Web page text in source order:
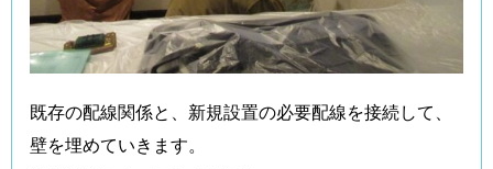
既存の配線関係と、新規設置の必要配線を接続して、
壁を埋めていきます。